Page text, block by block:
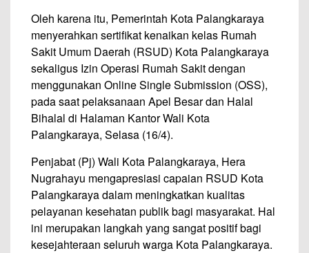
Oleh karena itu, Pemerintah Kota Palangkaraya
menyerahkan sertifikat kenaikan kelas Rumah
Sakit Umum Daerah (RSUD) Kota Palangkaraya
sekaligus Izin Operasi Rumah Sakit dengan
menggunakan Online Single Submission (OSS),
pada saat pelaksanaan Apel Besar dan Halal
Bihalal di Halaman Kantor Wali Kota
Palangkaraya, Selasa (16/4).
Penjabat (Pj) Wali Kota Palangkaraya, Hera
Nugrahayu mengapresiasi capaian RSUD Kota
Palangkaraya dalam meningkatkan kualitas
pelayanan kesehatan publik bagi masyarakat. Hal
ini merupakan langkah yang sangat positif bagi
kesejahteraan seluruh warga Kota Palangkaraya.